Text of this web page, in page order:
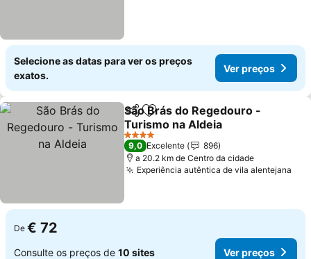
Selecione as datas para ver os preços
exatos.
Ver preços
PartilharAdicionar aos favoritos
São Brás do Regedouro -
Turismo na Aldeia
4 Estrelas
9,0 Excelente
896
a 20.2 km de Centro da cidade
Experiência autêntica de vila alentejana
De € 72
Consulte os preços de 10 sites Ver preços